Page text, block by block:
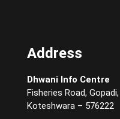
Address
Dhwani Info Centre
Fisheries Road, Gopadi,
Koteshwara – 576222